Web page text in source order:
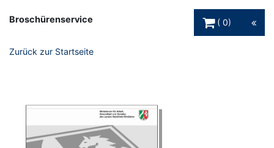
Broschürenservice
0
Zurück zur Startseite